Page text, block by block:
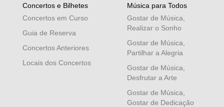
Concertos e Bilhetes
Concertos em Curso
Guia de Reserva
Concertos Anteriores
Locais dos Concertos
Música para Todos
Gostar de Música,
Realizar o Sonho
Gostar de Música,
Partilhar a Alegria
Gostar de Música,
Desfrutar a Arte
Gostar de Música,
Gostar de Dedicação